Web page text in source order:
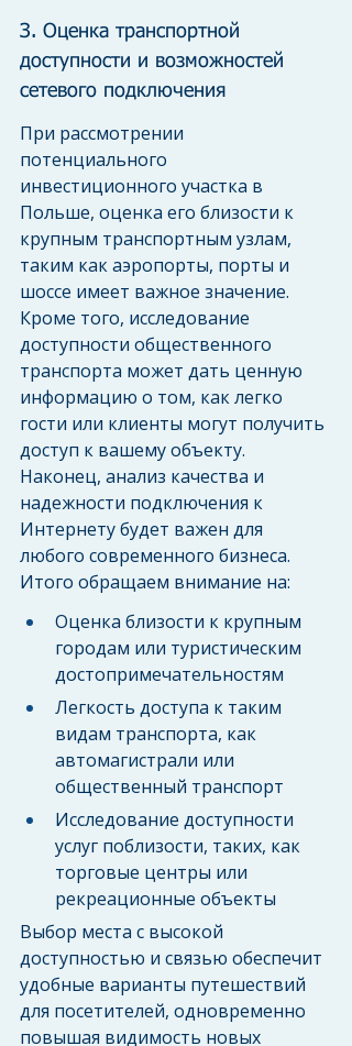
З. Оценка транспортной
доступности и возможностей
сетевого подключения
При рассмотрении
потенциального
инвестиционного участка в
Польше, оценка его близости к
крупным транспортным узлам,
таким как аэропорты, порты и
шоссе имеет важное значение.
Кроме того, исследование
доступности общественного
транспорта может дать ценную
информацию о том, как легко
гости или клиенты могут получить
доступ к вашему объекту.
Наконец, анализ качества и
надежности подключения к
Интернету будет важен для
любого современного бизнеса.
Итого обращаем внимание на:
Оценка близости к крупным
городам или туристическим
достопримечательностям
Легкость доступа к таким
видам транспорта, как
автомагистрали или
общественный транспорт
Исследование доступности
услуг поблизости, таких, как
торговые центры или
рекреационные объекты
Выбор места с высокой
доступностью и связью обеспечит
удобные варианты путешествий
для посетителей, одновременно
повышая видимость новых